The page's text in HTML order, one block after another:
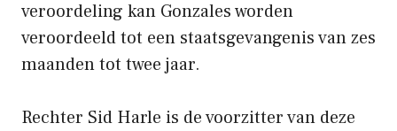
veroordeling kan Gonzales worden
veroordeeld tot een staatsgevangenis van zes
maanden tot twee jaar.
Rechter Sid Harle is de voorzitter van deze